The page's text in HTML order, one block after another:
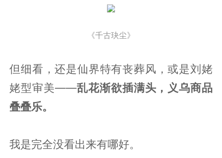
《千古玦尘》‍
但细看，还是仙界特有丧葬风，或是刘姥
姥型审美——乱花渐欲插满头，义乌商品
叠叠乐。
我是完全没看出来有哪好。